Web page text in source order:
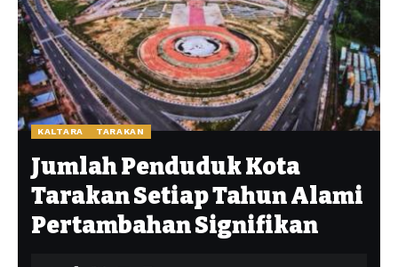
KALTARA TARAKAN
Jumlah Penduduk Kota
Tarakan Setiap Tahun Alami
Pertambahan Signifikan